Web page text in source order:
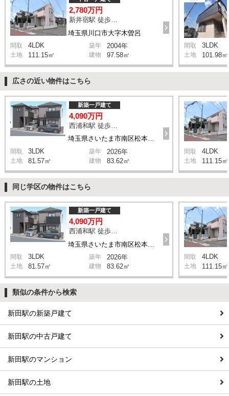
埼玉県川口市大字木曽呂
2,780万円
新井宿駅 徒歩29分
間取 4LDK 築年 2004年
土地 111.15㎡ 建物 97.58㎡
間取 3LDK
土地 101.98㎡
広さの近い物件はこちら
埼玉県さいたま市南区松本1丁目
新築一戸建て
4,090万円
間取 3LDK 築年 2026年
土地 81.57㎡ 建物 83.62㎡
間取 4LDK
土地 111.15㎡
同じ学区の物件はこちら
新築一戸建て
4,090万円
西浦和駅 徒歩14分
間取 3LDK 築年 2026年
土地 81.57㎡ 建物 83.62㎡
間取 4LDK
土地 111.15㎡
類似の条件から検索
新田駅の新築戸建て
新田駅の中古戸建て
新田駅のマンション
新田駅の土地